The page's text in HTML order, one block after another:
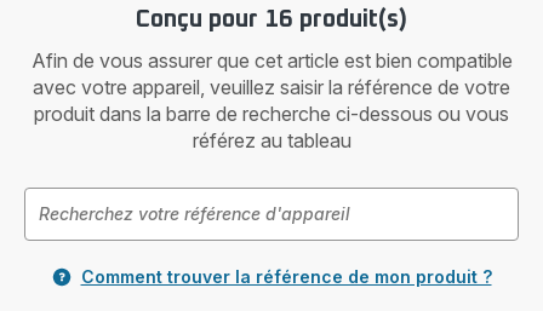
Conçu pour 16 produit(s)
Afin de vous assurer que cet article est bien compatible
avec votre appareil, veuillez saisir la référence de votre
produit dans la barre de recherche ci-dessous ou vous
référez au tableau
Comment trouver la référence de mon produit ?